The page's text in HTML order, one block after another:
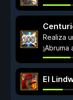
Realiza
El